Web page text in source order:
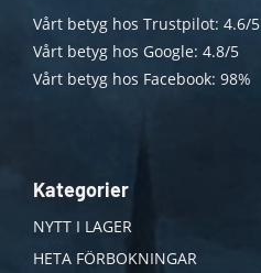
Vårt betyg hos Trustpilot: 4.6/5
Vårt betyg hos Google: 4.8/5
Vårt betyg hos Facebook: 98%
Kategorier
NYTT I LAGER
HETA FÖRBOKNINGAR